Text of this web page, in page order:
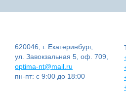
620046, г. Екатеринбург,
ул. Завокзальная 5, оф. 709,
optima-nt@mail.ru
пн-пт: с 9:00 до 18:00